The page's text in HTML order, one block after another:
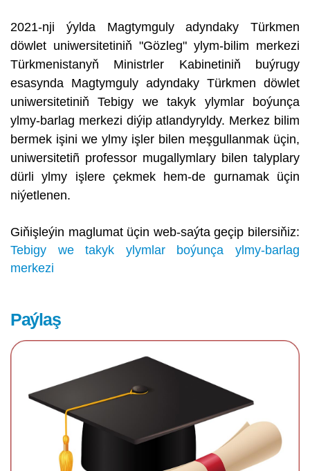
2021-nji ýylda Magtymguly adyndaky Türkmen
döwlet uniwersitetiniň "Gözleg" ylym-bilim merkezi
Türkmenistanyň Ministrler Kabinetiniň buýrugy
esasynda Magtymguly adyndaky Türkmen döwlet
uniwersitetiniň Tebigy we takyk ylymlar boýunça
ylmy-barlag merkezi diýip atlandyryldy. Merkez bilim
bermek işini we ylmy işler bilen meşgullanmak üçin,
uniwersitetiñ professor mugallymlary bilen talyplary
dürli ylmy işlere çekmek hem-de gurnamak üçin
niýetlenen.
Giňişleýin maglumat üçin web-saýta geçip bilersiňiz:
Tebigy we takyk ylymlar boýunça ylmy-barlag
merkezi
Paýlaş